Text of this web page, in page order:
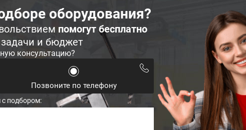
оборудования?
помогут бесплатно
и бюджет
консультацию?
Позвоните по телефону
подбором: